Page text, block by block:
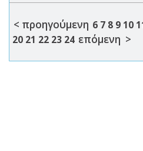
< προηγούμενη 6 7 8 9 10
20 21 22 23 24 επόμενη >